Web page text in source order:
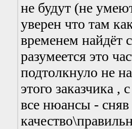
не будут (не
уверен что там
временем найдёт
разумеется это
подтолкнуло не
этого заказчика ,
все нюансы - сняв